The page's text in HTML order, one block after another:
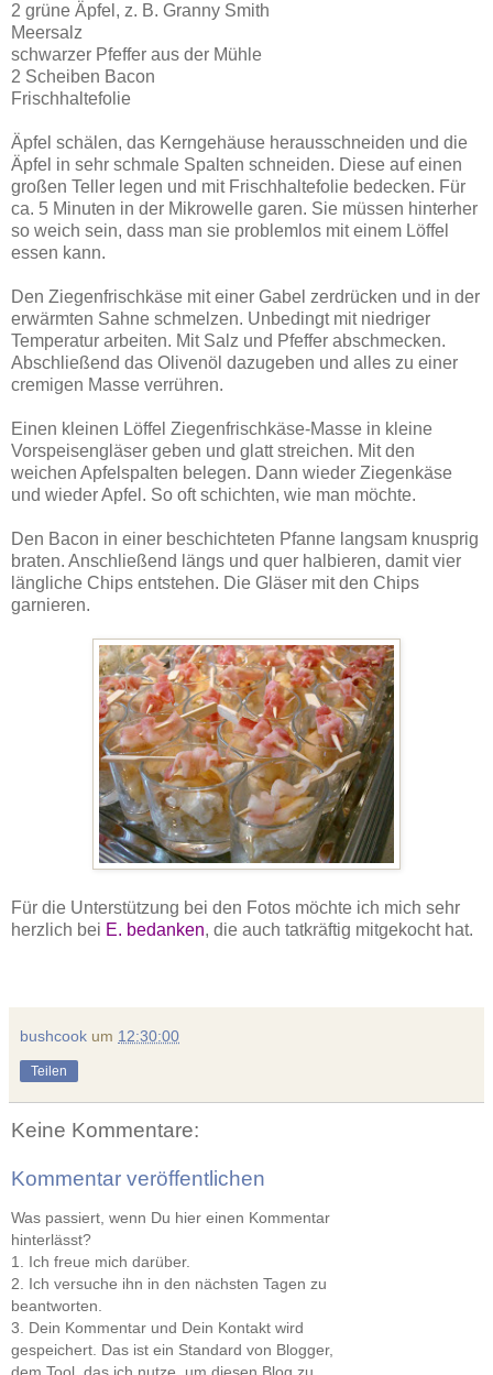
2 grüne Äpfel, z. B. Granny Smith
Meersalz
schwarzer Pfeffer aus der Mühle
2 Scheiben Bacon
Frischhaltefolie
Äpfel schälen, das Kerngehäuse herausschneiden und die
Äpfel in sehr schmale Spalten schneiden. Diese auf einen
großen Teller legen und mit Frischhaltefolie bedecken. Für
ca. 5 Minuten in der Mikrowelle garen. Sie müssen hinterher
so weich sein, dass man sie problemlos mit einem Löffel
essen kann.
Den Ziegenfrischkäse mit einer Gabel zerdrücken und in der
erwärmten Sahne schmelzen. Unbedingt mit niedriger
Temperatur arbeiten. Mit Salz und Pfeffer abschmecken.
Abschließend das Olivenöl dazugeben und alles zu einer
cremigen Masse verrühren.
Einen kleinen Löffel Ziegenfrischkäse-Masse in kleine
Vorspeisengläser geben und glatt streichen. Mit den
weichen Apfelspalten belegen. Dann wieder Ziegenkäse
und wieder Apfel. So oft schichten, wie man möchte.
Den Bacon in einer beschichteten Pfanne langsam knusprig
braten. Anschließend längs und quer halbieren, damit vier
längliche Chips entstehen. Die Gläser mit den Chips
garnieren.
Für die Unterstützung bei den Fotos möchte ich mich sehr
herzlich bei E. bedanken, die auch tatkräftig mitgekocht hat.
bushcook um 12:30:00
Teilen
Keine Kommentare:
Kommentar veröffentlichen
Was passiert, wenn Du hier einen Kommentar
hinterlässt?
1. Ich freue mich darüber.
2. Ich versuche ihn in den nächsten Tagen zu
beantworten.
3. Dein Kommentar und Dein Kontakt wird
gespeichert. Das ist ein Standard von Blogger,